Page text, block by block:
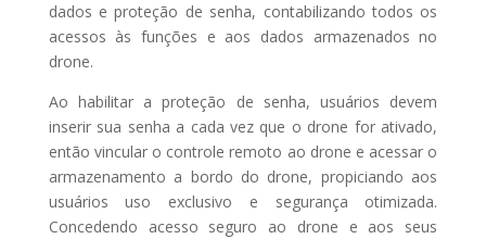
dados e proteção de senha, contabilizando todos os
acessos às funções e aos dados armazenados no
drone.
Ao habilitar a proteção de senha, usuários devem
inserir sua senha a cada vez que o drone for ativado,
então vincular o controle remoto ao drone e acessar o
armazenamento a bordo do drone, propiciando aos
usuários uso exclusivo e segurança otimizada.
Concedendo acesso seguro ao drone e aos seus